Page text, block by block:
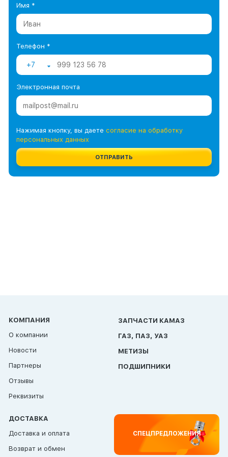
Имя *
Телефон *
+7
Электронная почта
Нажимая кнопку, вы даете согласие на обработку
персональных данных
ОТПРАВИТЬ
КОМПАНИЯ
О компании
Новости
Партнеры
Отзывы
Реквизиты
ЗАПЧАСТИ КАМАЗ
ГАЗ, ПАЗ, УАЗ
МЕТИЗЫ
ПОДШИПНИКИ
ДОСТАВКА
Доставка и оплата
Возврат и обмен
СПЕЦПРЕДЛОЖЕНИЯ